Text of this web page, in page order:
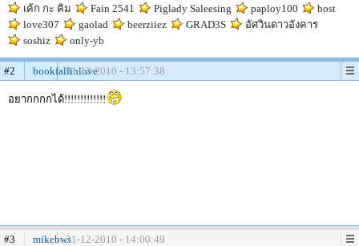
เค้ก กะ คิม
Fain 2541 Piglady Saleesing paploy100
bost
love307
gaolad beerziiez GRAD3S
อัศวินดาวอังคาร
soshiz
only-yb
#2 bookfallinlove31-12-2010 - 13:57:38
อยากกกกได้!!!!!!!!!!!!!
#3 mikebws31-12-2010 - 14:00:49